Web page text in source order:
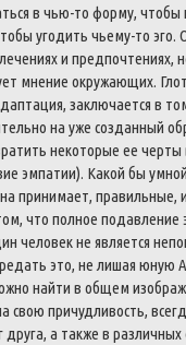
в чью-то форму, чтобы
угодить чьему-то эго.
и предпочтениях,
мнение окружающих.
заключается в
на уже созданный
некоторые ее черты
эмпатии). Какой бы
принимает, правильные,
что полное
человек не является
это, не лишая юную
найти в общем
свою причудливость,
а также в